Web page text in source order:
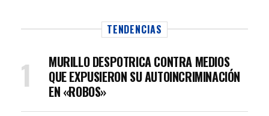
TENDENCIAS
MURILLO DESPOTRICA CONTRA MEDIOS
QUE EXPUSIERON SU AUTOINCRIMINACIÓN
EN «ROBOS»